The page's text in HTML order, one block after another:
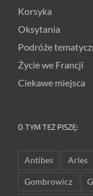
Korsyka
Oksytania
Podróże
Życie we Francji
Ciekawe miejsca
O TYM TEŻ PISZĘ:
Antibes Arles
Gombrowicz